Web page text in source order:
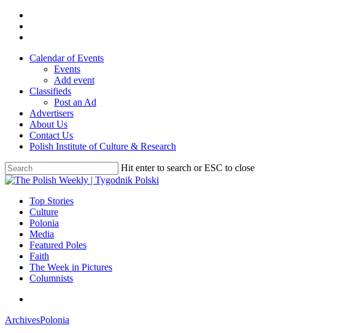
Skip
main
Calendar of Events
Events
Add event
Classifieds
Post an Ad
Advertisers
About Us
Contact Us
Polish Institute of Culture & Research
Hit enter to search or ESC to close
Close
search
Menu
Top Stories
Culture
Polonia
Media
Featured Poles
Faith
The Week in Pictures
Columnists
ArchivesPolonia